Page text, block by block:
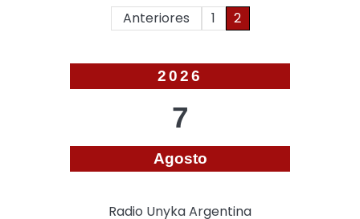
Anteriores 1 2
2026
7
Agosto
Radio Unyka Argentina